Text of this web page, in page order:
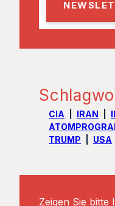
l
CIA IRAN
TRUMP
USA
Zeigen Sie bitte